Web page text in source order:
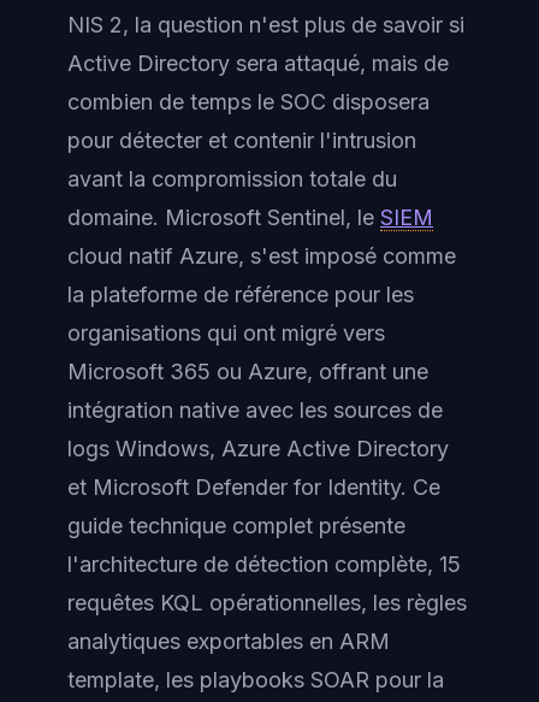
NIS 2, la question n'est plus de savoir si
Active Directory sera attaqué, mais de
combien de temps le SOC disposera
pour détecter et contenir l'intrusion
avant la compromission totale du
domaine. Microsoft Sentinel, le SIEM
cloud natif Azure, s'est imposé comme
la plateforme de référence pour les
organisations qui ont migré vers
Microsoft 365 ou Azure, offrant une
intégration native avec les sources de
logs Windows, Azure Active Directory
et Microsoft Defender for Identity. Ce
guide technique complet présente
l'architecture de détection complète, 15
requêtes KQL opérationnelles, les règles
analytiques exportables en ARM
template, les playbooks SOAR pour la